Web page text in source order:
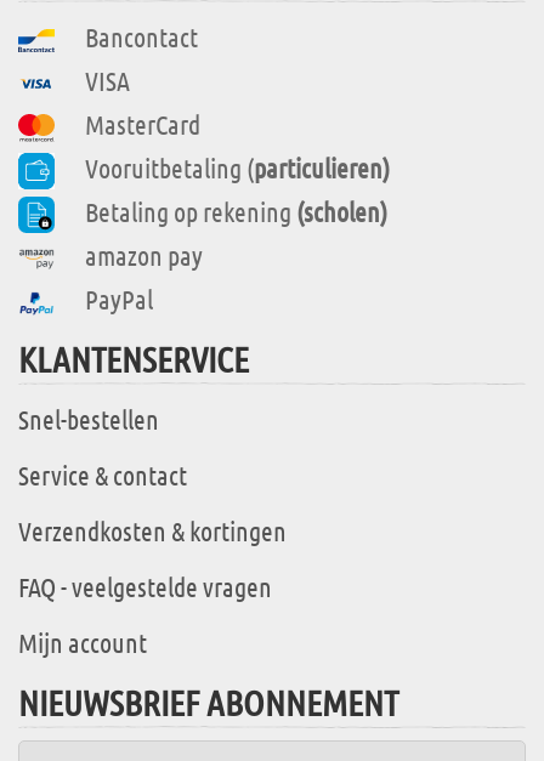
Bancontact
VISA
MasterCard
Vooruitbetaling (particulieren)
Betaling op rekening (scholen)
amazon pay
PayPal
KLANTENSERVICE
Snel-bestellen
Service & contact
Verzendkosten & kortingen
FAQ - veelgestelde vragen
Mijn account
NIEUWSBRIEF ABONNEMENT